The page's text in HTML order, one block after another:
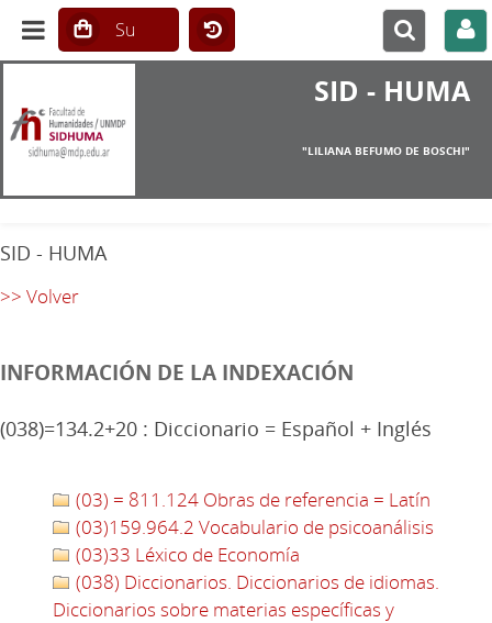
SID - HUMA
"LILIANA BEFUMO DE BOSCHI"
SID - HUMA
>> Volver
INFORMACIÓN DE LA INDEXACIÓN
(038)=134.2+20 : Diccionario = Español + Inglés
(03) = 811.124 Obras de referencia = Latín
(03)159.964.2 Vocabulario de psicoanálisis
(03)33 Léxico de Economía
(038) Diccionarios. Diccionarios de idiomas.
Diccionarios sobre materias específicas y